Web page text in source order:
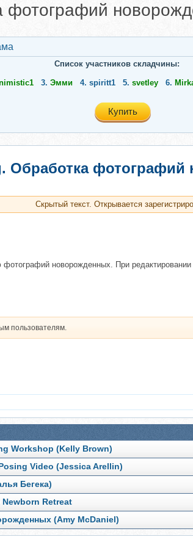
фотографий
Список участников складчины:
3. Эмми 4. spiritt1 5. svetley 6.
Купить
Обработка
Скрытый текст. Открывается
новорожденных. При
пользователям.
Workshop (Kelly Brown)
Video (Jessica Arellin)
Бегека)
Retreat
(Amy McDaniel)